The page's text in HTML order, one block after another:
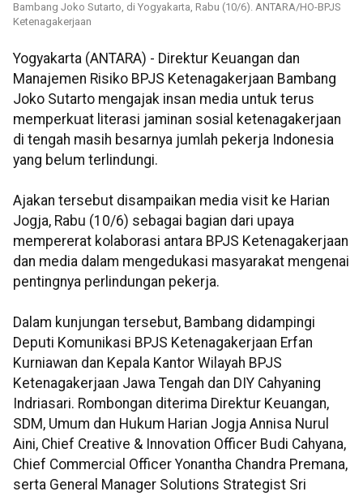
Bambang Joko Sutarto, di Yogyakarta, Rabu (10/6). ANTARA/HO-BPJS
Ketenagakerjaan
Yogyakarta (ANTARA) - Direktur Keuangan dan
Manajemen Risiko BPJS Ketenagakerjaan Bambang
Joko Sutarto mengajak insan media untuk terus
memperkuat literasi jaminan sosial ketenagakerjaan
di tengah masih besarnya jumlah pekerja Indonesia
yang belum terlindungi.
Ajakan tersebut disampaikan media visit ke Harian
Jogja, Rabu (10/6) sebagai bagian dari upaya
mempererat kolaborasi antara BPJS Ketenagakerjaan
dan media dalam mengedukasi masyarakat mengenai
pentingnya perlindungan pekerja.
Dalam kunjungan tersebut, Bambang didampingi
Deputi Komunikasi BPJS Ketenagakerjaan Erfan
Kurniawan dan Kepala Kantor Wilayah BPJS
Ketenagakerjaan Jawa Tengah dan DIY Cahyaning
Indriasari. Rombongan diterima Direktur Keuangan,
SDM, Umum dan Hukum Harian Jogja Annisa Nurul
Aini, Chief Creative & Innovation Officer Budi Cahyana,
Chief Commercial Officer Yonantha Chandra Premana,
serta General Manager Solutions Strategist Sri